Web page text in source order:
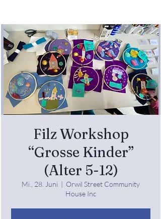
Filz Workshop
“Grosse Kinder”
(Alter 5-12)
Mi., 28. Juni
  |
Orwil Street Community
House Inc